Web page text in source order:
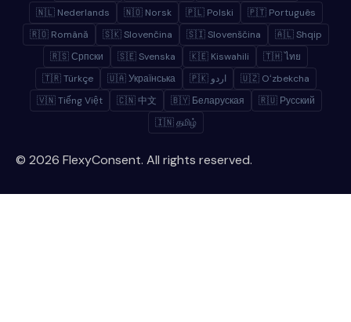
🇳🇱 Nederlands
🇳🇴 Norsk 🇵🇱 Polski
🇵🇹 Português
🇷🇴 Română
🇸🇰 Slovenčina 🇸🇮 Slovenščina
🇦🇱 Shqip
🇷🇸 Српски
🇸🇪 Svenska 🇰🇪 Kiswahili
🇹🇭 ไทย
🇹🇷 Türkçe
🇺🇦 Українська 🇵🇰 اردو
🇺🇿 Oʻzbekcha
🇻🇳 Tiếng Việt
🇨🇳 中文 🇧🇾 Беларуская
🇷🇺 Русский
🇮🇳 தமிழ்
© 2026 FlexyConsent. All rights reserved.